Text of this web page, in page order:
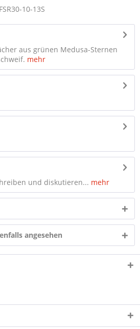
FSR30-10-13S
aus grünen Medusa-Sternen
mehr
und diskutieren... mehr
angesehen